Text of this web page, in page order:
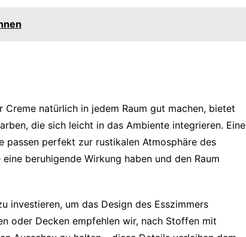
Creme natürlich in jedem Raum gut machen, bietet
die sich leicht in das Ambiente integrieren. Eine
perfekt zur rustikalen Atmosphäre des
beruhigende Wirkung haben und den Raum
investieren, um das Design des Esszimmers
oder Decken empfehlen wir, nach Stoffen mit